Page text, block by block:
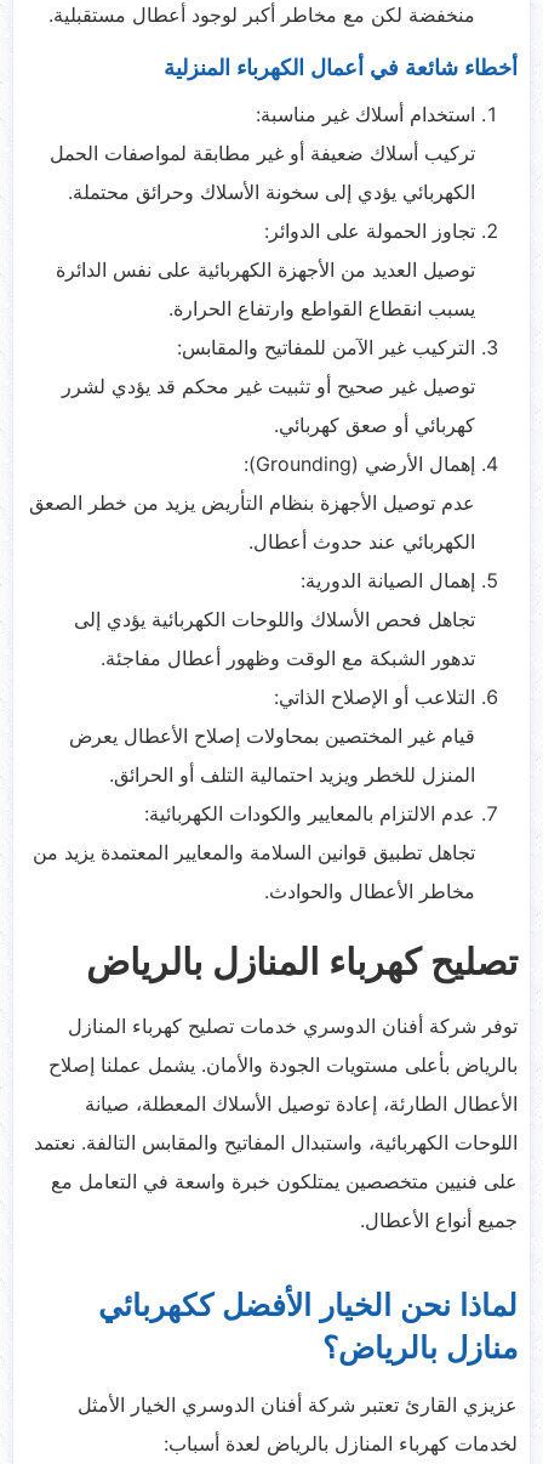
منخفضة لكن مع مخاطر أكبر لوجود أعطال مستقبلية.
أخطاء شائعة في أعمال الكهرباء المنزلية
استخدام أسلاك غير مناسبة:
تركيب أسلاك ضعيفة أو غير مطابقة لمواصفات الحمل
الكهربائي يؤدي إلى سخونة الأسلاك وحرائق محتملة.
تجاوز الحمولة على الدوائر:
توصيل العديد من الأجهزة الكهربائية على نفس الدائرة
يسبب انقطاع القواطع وارتفاع الحرارة.
التركيب غير الآمن للمفاتيح والمقابس:
توصيل غير صحيح أو تثبيت غير محكم قد يؤدي لشرر
كهربائي أو صعق كهربائي.
إهمال الأرضي (Grounding):
عدم توصيل الأجهزة بنظام التأريض يزيد من خطر الصعق
الكهربائي عند حدوث أعطال.
إهمال الصيانة الدورية:
تجاهل فحص الأسلاك واللوحات الكهربائية يؤدي إلى
تدهور الشبكة مع الوقت وظهور أعطال مفاجئة.
التلاعب أو الإصلاح الذاتي:
قيام غير المختصين بمحاولات إصلاح الأعطال يعرض
المنزل للخطر ويزيد احتمالية التلف أو الحرائق.
عدم الالتزام بالمعايير والكودات الكهربائية:
تجاهل تطبيق قوانين السلامة والمعايير المعتمدة يزيد من
مخاطر الأعطال والحوادث.
تصليح كهرباء المنازل بالرياض
توفر شركة أفنان الدوسري خدمات تصليح كهرباء المنازل
بالرياض بأعلى مستويات الجودة والأمان. يشمل عملنا إصلاح
الأعطال الطارئة، إعادة توصيل الأسلاك المعطلة، صيانة
اللوحات الكهربائية، واستبدال المفاتيح والمقابس التالفة. نعتمد
على فنيين متخصصين يمتلكون خبرة واسعة في التعامل مع
جميع أنواع الأعطال.
لماذا نحن الخيار الأفضل ككهربائي
منازل بالرياض؟
عزيزي القارئ تعتبر شركة أفنان الدوسري الخيار الأمثل
لخدمات كهرباء المنازل بالرياض لعدة أسباب: